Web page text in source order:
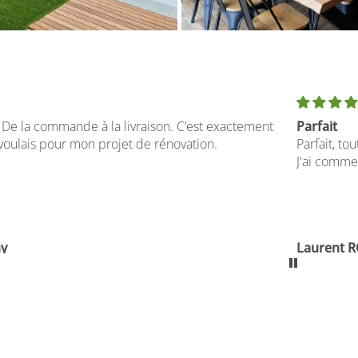
Parfait, tout simplement parfait, transporteur compris.
My little
Onlangs
Ben heel
Dossaer